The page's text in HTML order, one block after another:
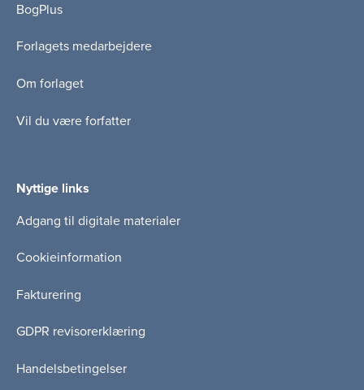
BogPlus
Forlagets medarbejdere
Om forlaget
Vil du være forfatter
Nyttige links
Adgang til digitale materialer
Cookieinformation
Fakturering
GDPR revisorerklæring
Handelsbetingelser